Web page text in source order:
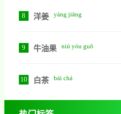
8 洋姜 yáng jiāng
9 牛油果 niú yóu guǒ
10 白茶 bái chá